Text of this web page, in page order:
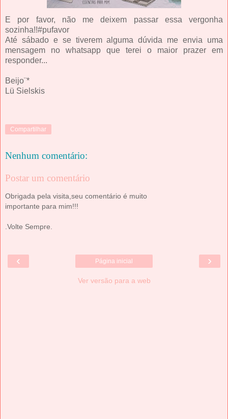
E por favor, não me deixem passar essa vergonha
sozinha!!#pufavor
Até sábado e se tiverem alguma dúvida me envia uma
mensagem no whatsapp que terei o maior prazer em
responder...
Beijo¨*
Lü Sielskis
Compartilhar
Nenhum comentário:
Postar um comentário
Obrigada pela visita,seu comentário é muito
importante para mim!!!
.Volte Sempre.
‹ ›
Página inicial
Ver versão para a web